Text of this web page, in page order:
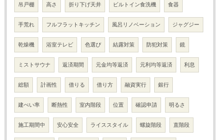
吊戸棚 高さ 折り下げ天井 ビルトイン食洗機 食器
手荒れ フルフラットキッチン 風呂リノベーション ジャグジー
乾燥機 浴室テレビ 色選び 結露対策 防犯対策 鏡
ミストサウナ 返済期間 元金均等返済 元利均等返済 利息
総額 計画性 借りる 借り方 融資実行 銀行
建ぺい率 断熱性 室内階段 位置 確認申請 明るさ
施工期間中 安心安全 ライススタイル 螺旋階段 直階段